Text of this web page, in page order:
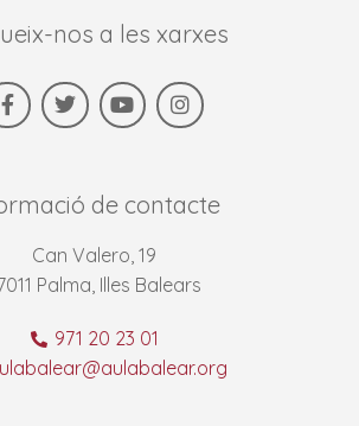
nos a les xarxes
de contacte
Can Valero, 19
Palma, Illes Balears
971 20 23 01